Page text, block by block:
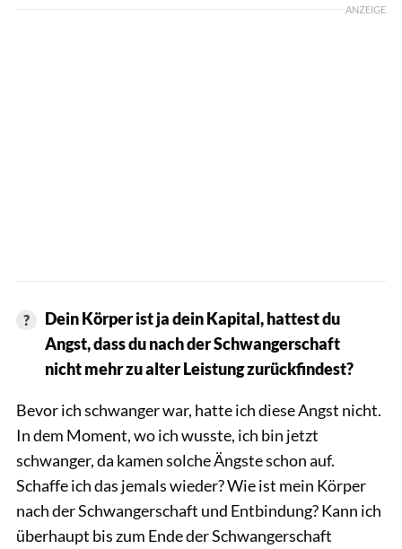
ANZEIGE
Dein Körper ist ja dein Kapital, hattest du
Angst, dass du nach der Schwangerschaft
nicht mehr zu alter Leistung zurückfindest?
Bevor ich schwanger war, hatte ich diese Angst nicht.
In dem Moment, wo ich wusste, ich bin jetzt
schwanger, da kamen solche Ängste schon auf.
Schaffe ich das jemals wieder? Wie ist mein Körper
nach der Schwangerschaft und Entbindung? Kann ich
überhaupt bis zum Ende der Schwangerschaft